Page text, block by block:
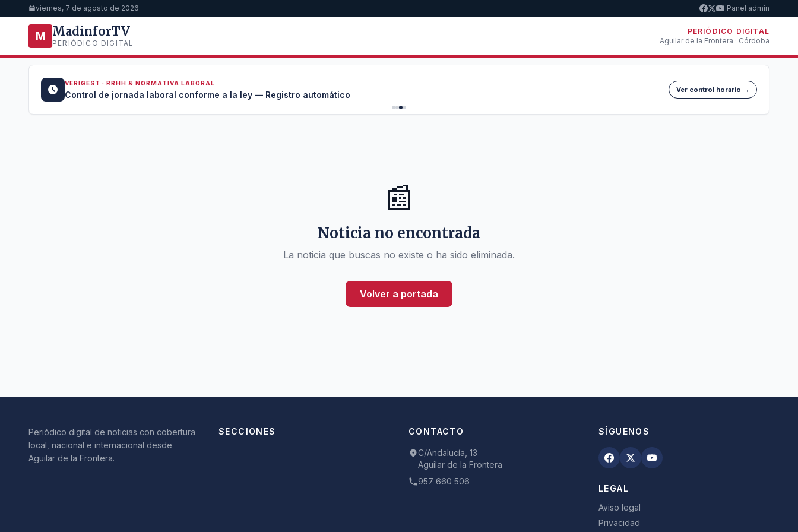
viernes, 7 de agosto de 2026 Panel admin
M MadinforTV
PERIÓDICO DIGITAL
PERIÓDICO DIGITAL
Aguilar de la Frontera · Córdoba
· RRHH & NORMATIVA LABORAL
jornada laboral conforme a la ley — Registro automático
VERIGEST ·
Facturas FACe para
📰
Noticia no encontrada
La noticia que buscas no existe o ha sido eliminada.
Volver a portada
Periódico digital de noticias con cobertura
local, nacional e internacional desde
Aguilar de la Frontera.
SECCIONES CONTACTO
C/Andalucía, 13
Aguilar de la Frontera
957 660 506
SÍGUENOS
LEGAL
Aviso legal
Privacidad